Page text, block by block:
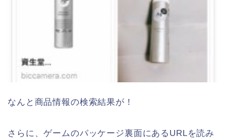
なんと商品情報の検索結果が！
さらに、ゲームのパッケージ裏面にあるURLを読み